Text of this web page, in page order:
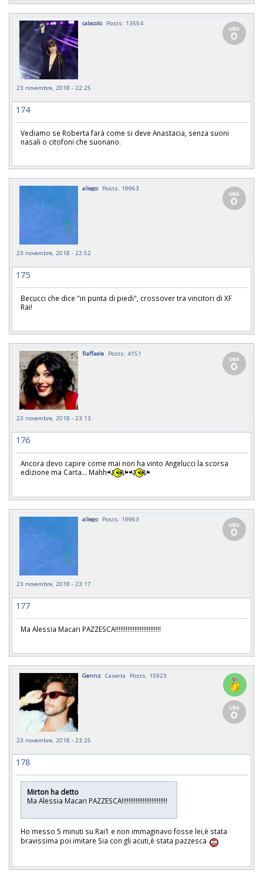
calacolo Posts: 13554
23 novembre, 2018 - 22:25
174
Vediamo se Roberta farà come si deve Anastacia, senza suoni
nasali o citofoni che suonano.
allego Posts: 19963
23 novembre, 2018 - 22:52
175
Becucci che dice "in punta di piedi", crossover tra vincitori di XF
Rai!
Raffaele Posts: 4151
23 novembre, 2018 - 23:13
176
Ancora devo capire come mai non ha vinto Angelucci la scorsa
edizione ma Carta... Mahh
allego Posts: 19963
23 novembre, 2018 - 23:17
177
Ma Alessia Macari PAZZESCA!!!!!!!!!!!!!!!!!!!!!!!!!!
Gennz Caserta Posts: 15923
23 novembre, 2018 - 23:25
178
Mirton ha detto
Ma Alessia Macari PAZZESCA!!!!!!!!!!!!!!!!!!!!!!!!!!
Ho messo 5 minuti su Rai1 e non immaginavo fosse lei,è stata
bravissima poi imitare Sia con gli acuti,è stata pazzesca